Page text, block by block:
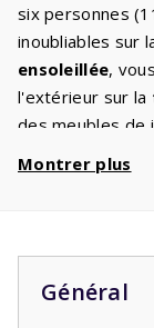
six personnes
inoubliables sur
ensoleillée,
l'extérieur sur la
des meubles de
jardinoù les
cheminée,
est populaire
Montrer plus
Général